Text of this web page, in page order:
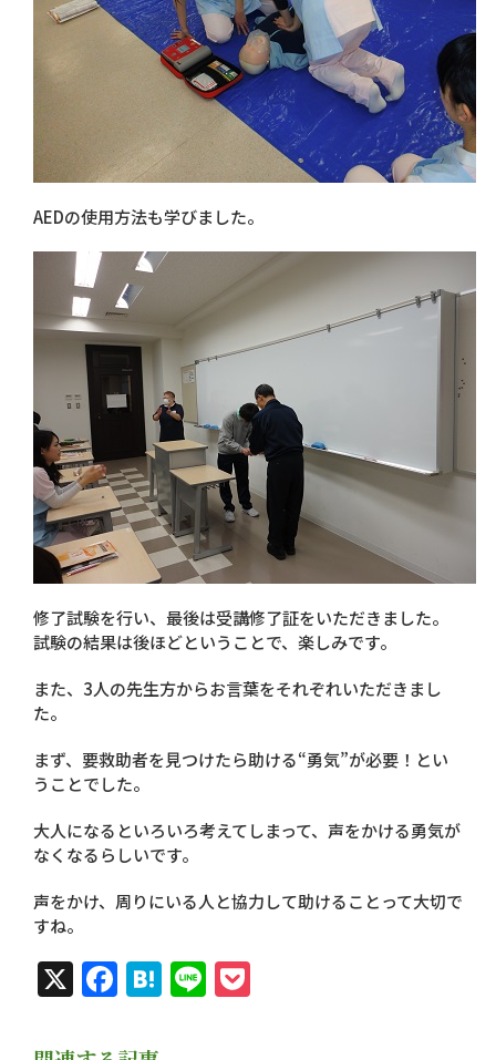
AEDの使用方法も学びました。
修了試験を行い、最後は受講修了証をいただきました。
試験の結果は後ほどということで、楽しみです。
また、3人の先生方からお言葉をそれぞれいただきまし
た。
まず、要救助者を見つけたら助ける“勇気”が必要！とい
うことでした。
大人になるといろいろ考えてしまって、声をかける勇気が
なくなるらしいです。
声をかけ、周りにいる人と協力して助けることって大切で
すね。
X Facebook
Hatena
Line